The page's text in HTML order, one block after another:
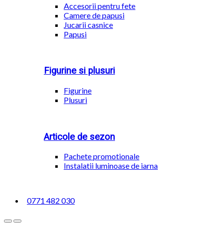
Accesorii pentru fete
Camere de papusi
Jucarii casnice
Papusi
Figurine si plusuri
Figurine
Plusuri
Articole de sezon
Pachete promotionale
Instalatii luminoase de iarna
0771 482 030